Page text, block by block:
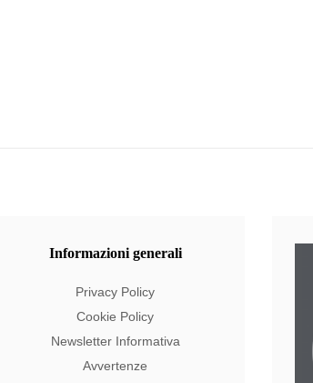
Informazionigenerali
Privacy Policy
Cookie Policy
Newsletter Informativa
Avvertenze